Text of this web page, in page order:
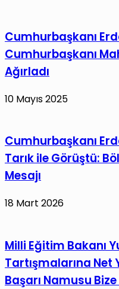
Cumhurbaşkanı
Cumhurbaşkanı
Ağırladı
10 Mayıs 2025
Cumhurbaşkanı
Tarık ile Görüştü:
Mesajı
18 Mart 2026
Milli Eğitim Bakanı
Tartışmalarına Net
Başarı Namusu